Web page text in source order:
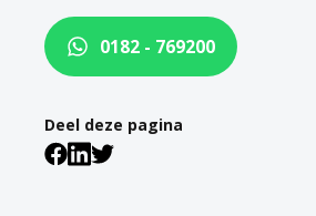
0182 - 769200
Deel deze pagina